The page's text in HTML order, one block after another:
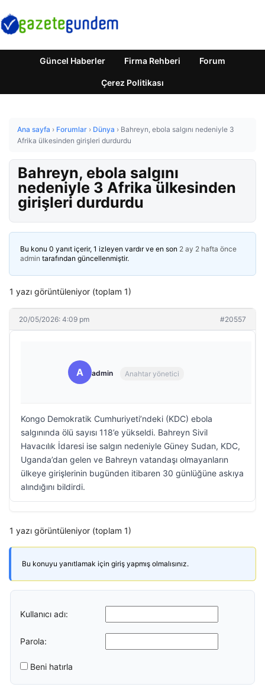
Güncel Haberler Firma Rehberi Forum
Çerez Politikası
Ana sayfa › Forumlar › Dünya › Bahreyn, ebola salgını nedeniyle 3
Afrika ülkesinden girişleri durdurdu
Bahreyn, ebola salgını
nedeniyle 3 Afrika ülkesinden
girişleri durdurdu
Bu konu 0 yanıt içerir, 1 izleyen vardır ve en son 2 ay 2 hafta önce
admin tarafından güncellenmiştir.
1 yazı görüntüleniyor (toplam 1)
20/05/2026: 4:09 pm #20557
A admin Anahtar yönetici
Kongo Demokratik Cumhuriyeti’ndeki (KDC) ebola
salgınında ölü sayısı 118’e yükseldi. Bahreyn Sivil
Havacılık İdaresi ise salgın nedeniyle Güney Sudan, KDC,
Uganda’dan gelen ve Bahreyn vatandaşı olmayanların
ülkeye girişlerinin bugünden itibaren 30 günlüğüne askıya
alındığını bildirdi.
1 yazı görüntüleniyor (toplam 1)
Bu konuyu yanıtlamak için giriş yapmış olmalısınız.
Kullanıcı adı:
Parola:
Beni hatırla